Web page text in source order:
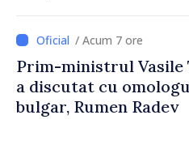
/ Acum 7 ore
Prim-ministrul Vasile
a discutat cu
bulgar, Rumen Radev